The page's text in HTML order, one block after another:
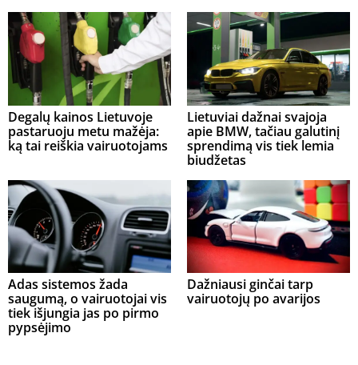
Degalų kainos Lietuvoje
pastaruoju metu mažėja:
ką tai reiškia vairuotojams
Lietuviai dažnai svajoja
apie BMW, tačiau galutinį
sprendimą vis tiek lemia
biudžetas
Adas sistemos žada
saugumą, o vairuotojai vis
tiek išjungia jas po pirmo
pypsėjimo
Dažniausi ginčai tarp
vairuotojų po avarijos